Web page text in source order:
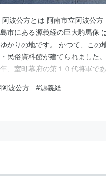
阿波公方とは 阿南市立阿波公
市にある源義経の巨大騎馬像
かりの地です。 かつて、この
民俗資料館が建てられました
、室町幕府の第１０代将軍で
の義冬が初代の阿波公方で、
います。 １８０５年に９代目
阿波公方 #源義経